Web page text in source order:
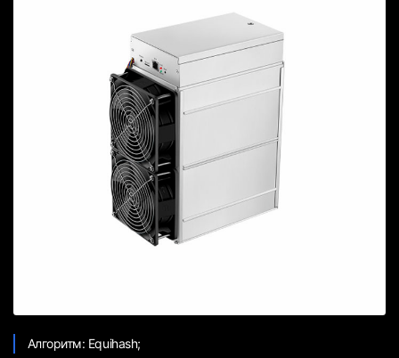
Алгоритм: Equihash;